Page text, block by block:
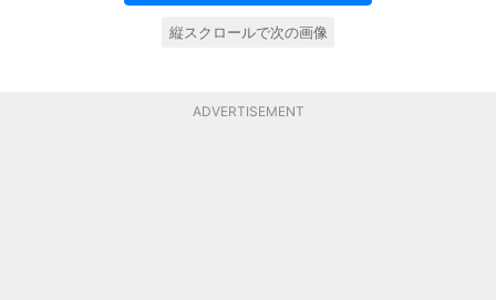
縦スクロールで次の画像
ADVERTISEMENT